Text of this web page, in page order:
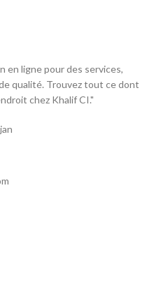
en ligne pour des services,
qualité. Trouvez tout ce dont
chez Khalif CI."